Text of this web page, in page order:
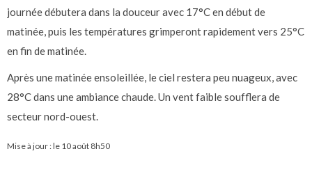
journée débutera dans la douceur avec 17°C en début de
matinée, puis les températures grimperont rapidement vers 25°C
en fin de matinée.
Après une matinée ensoleillée, le ciel restera peu nuageux, avec
28°C dans une ambiance chaude. Un vent faible soufflera de
secteur nord-ouest.
Mise à jour : le 10 août 8h50